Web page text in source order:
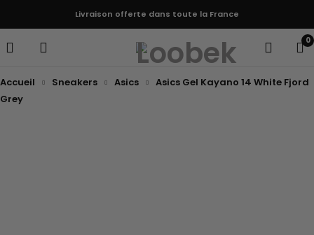
Livraison offerte dans toute la France
0
Accueil Sneakers Asics
Asics Gel Kayano 14 White Fjord
Grey